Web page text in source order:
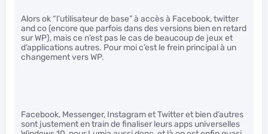
Alors ok “l’utilisateur de base” à accès à Facebook, twitter
and co (encore que parfois dans des versions bien en retard
sur WP), mais ce n’est pas le cas de beaucoup de jeux et
d’applications autres. Pour moi c’est le frein principal à un
changement vers WP.
Facebook, Messenger, Instagram et Twitter et bien d’autres
sont justement en train de finaliser leurs apps universelles